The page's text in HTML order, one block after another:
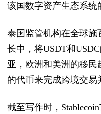
该国数字资产生态系统
泰国监管机构在全球施
长中，将USDT和
亚，欧洲和美洲的移民
的代币来完成跨境交易
截至写作时，